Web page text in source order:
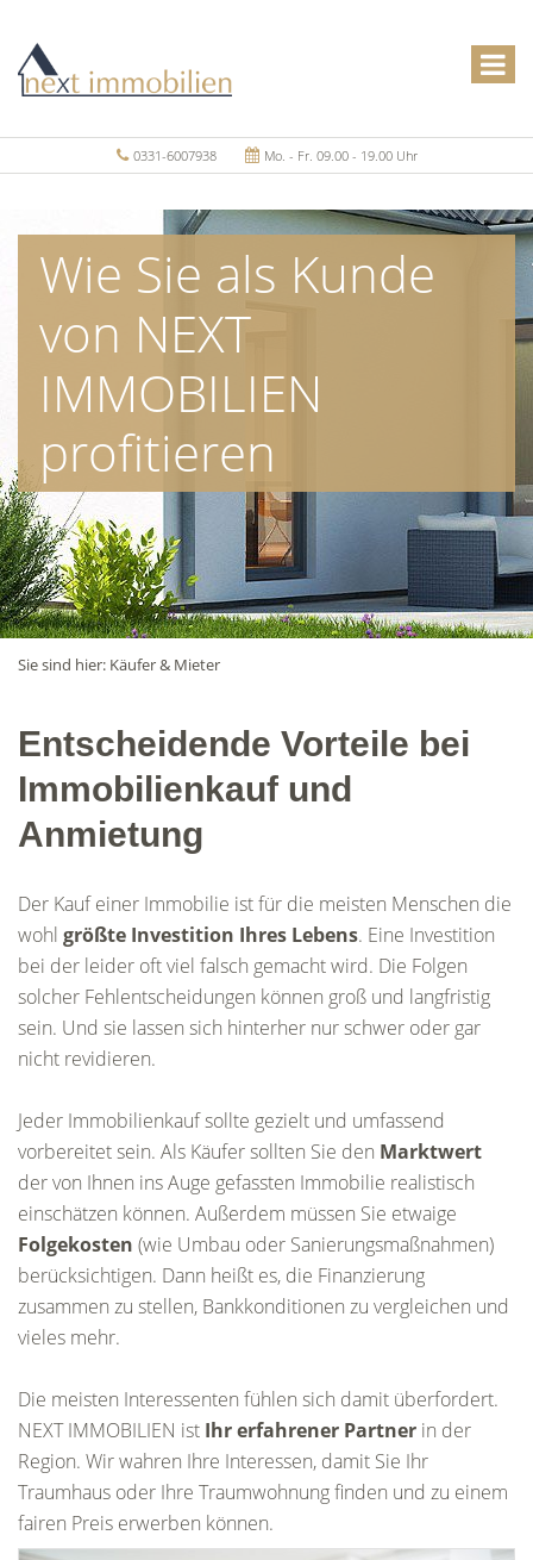
0331-6007938 Mo. - Fr. 09.00 - 19.00 Uhr
Wie Sie als Kunde
von NEXT
IMMOBILIEN
profitieren
Sie sind hier: Käufer & Mieter
Entscheidende Vorteile bei
Immobilienkauf und
Anmietung
Der Kauf einer Immobilie ist für die meisten Menschen die
wohl größte Investition Ihres Lebens. Eine Investition
bei der leider oft viel falsch gemacht wird. Die Folgen
solcher Fehlentscheidungen können groß und langfristig
sein. Und sie lassen sich hinterher nur schwer oder gar
nicht revidieren.
Jeder Immobilienkauf sollte gezielt und umfassend
vorbereitet sein. Als Käufer sollten Sie den Marktwert
der von Ihnen ins Auge gefassten Immobilie realistisch
einschätzen können. Außerdem müssen Sie etwaige
Folgekosten (wie Umbau oder Sanierungsmaßnahmen)
berücksichtigen. Dann heißt es, die Finanzierung
zusammen zu stellen, Bankkonditionen zu vergleichen und
vieles mehr.
Die meisten Interessenten fühlen sich damit überfordert.
NEXT IMMOBILIEN ist Ihr erfahrener Partner in der
Region. Wir wahren Ihre Interessen, damit Sie Ihr
Traumhaus oder Ihre Traumwohnung finden und zu einem
fairen Preis erwerben können.